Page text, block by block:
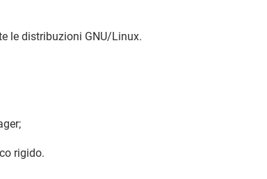
le distribuzioni GNU/Linux.
rigido.